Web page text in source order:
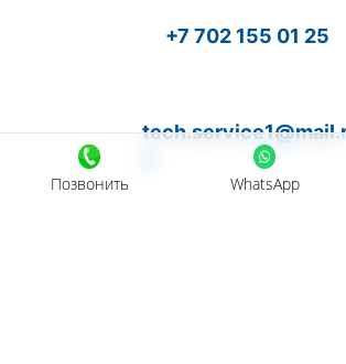
+7 702 155 01 25
Позвонить WhatsApp